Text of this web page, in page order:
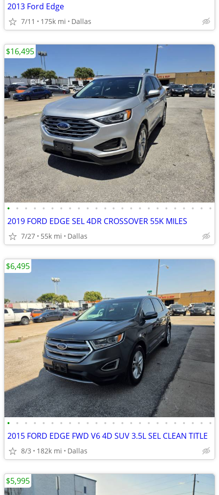
2013 Ford Edge
7/11 175k mi Dallas
• • • • • • • • • • • • • • • • • • • • • • • •
2019 FORD EDGE SEL 4DR CROSSOVER 55K MILES
7/27 55k mi Dallas
$16,495
• • • • • • • • • • • • • • • • • • • • • • • •
2015 FORD EDGE FWD V6 4D SUV 3.5L SEL CLEAN TITLE
8/3 182k mi Dallas
$6,495
$5,995